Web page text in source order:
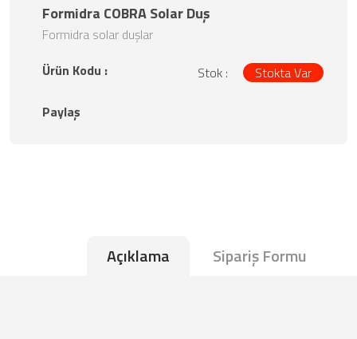
Formidra COBRA Solar Duş
Formidra solar duşlar
Stok :
Stokta Var
Ürün Kodu :
Paylaş
Açıklama Sipariş Formu